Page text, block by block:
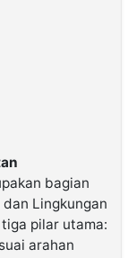
bagian
Lingkungan
pilar utama:
arahan